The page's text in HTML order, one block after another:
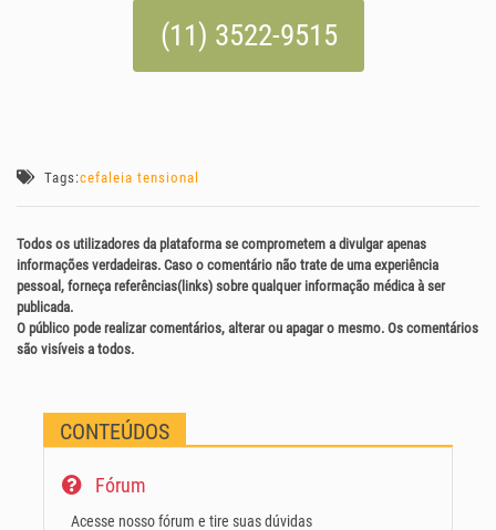
(11) 3522-9515
Tags:cefaleia tensional
Todos os utilizadores da plataforma se comprometem a divulgar apenas
informações verdadeiras. Caso o comentário não trate de uma experiência
pessoal, forneça referências(links) sobre qualquer informação médica à ser
publicada.
O público pode realizar comentários, alterar ou apagar o mesmo. Os comentários
são visíveis a todos.
CONTEÚDOS
Fórum
Acesse nosso fórum e tire suas dúvidas